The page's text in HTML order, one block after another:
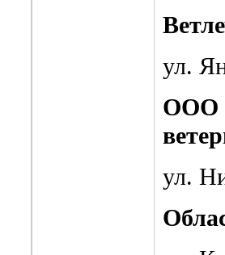
ул.
ООО
ул.